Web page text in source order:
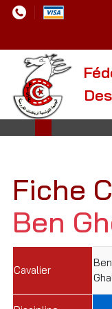
Fiche
Ben
Cavalier